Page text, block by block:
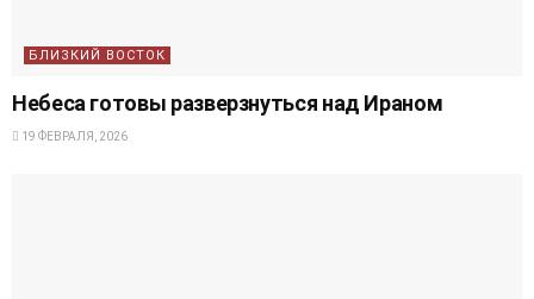
БЛИЗКИЙ ВОСТОК
Небеса готовы разверзнуться над Ираном
19 ФЕВРАЛЯ, 2026